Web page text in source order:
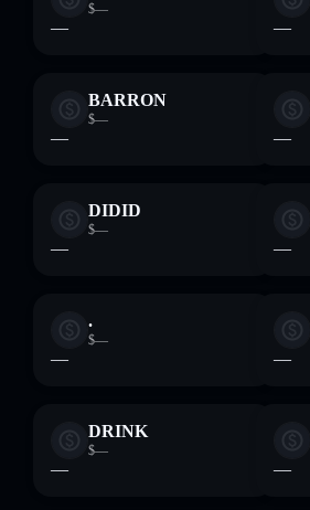
$—
— —
BARRON
$—
— —
DIDID
$—
— —
.
$—
— —
DRINK
$—
— —